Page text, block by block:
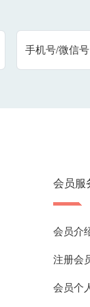
手机号/微信号
会员服
会员介
注册会
会员个